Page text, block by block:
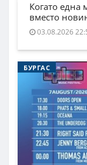
Когато
вместо
03.08.2026
БУРГАС